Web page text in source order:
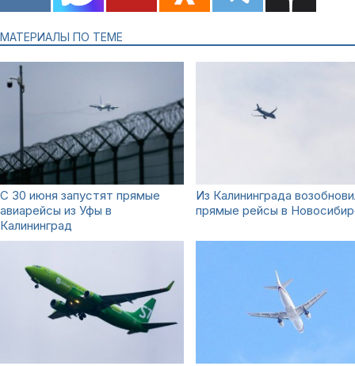
МАТЕРИАЛЫ ПО ТЕМЕ
С 30 июня запустят прямые
авиарейсы из Уфы в
Калининград
Из Калининграда
прямые рейсы в